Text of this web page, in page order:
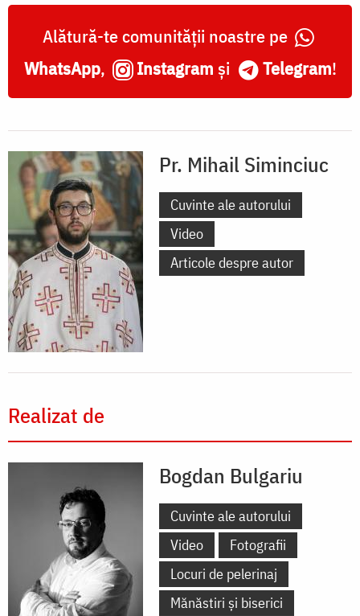
Alătură-te comunității noastre pe
WhatsApp, Instagram și Telegram!
Pr. Mihail Siminciuc
Cuvinte ale autorului
Video
Articole despre autor
Realizat de
Bogdan Bulgariu
Cuvinte ale autorului
Video
Fotografii
Locuri de pelerinaj
Mănăstiri și biserici